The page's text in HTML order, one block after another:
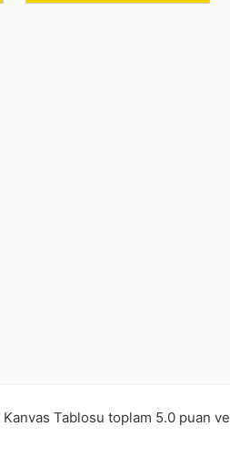
Kanvas Tablosu toplam 5.0 puan ve